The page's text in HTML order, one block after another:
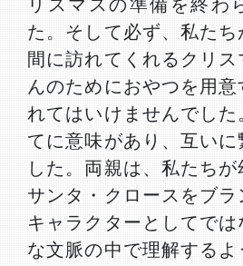
リスマスの準備を終わ
た。そして必ず、私たち
間に訪れてくれるクリス
んのためにおやつを用
れてはいけませんでし
てに意味があり、互いに
した。両親は、私たちが
サンタ・クロースをブラ
キャラクターとしてで
な文脈の中で理解するよ